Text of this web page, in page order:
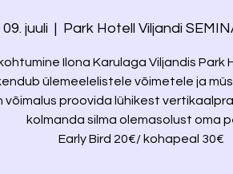
09. juuli
  |
Park Hotell Viljandi
Ilona Karulaga Viljandis Park
ülemeelelistele võimetele ja
võimalus proovida lühikest
kolmanda silma olemasolust oma
Early Bird 20€/ kohapeal 30€